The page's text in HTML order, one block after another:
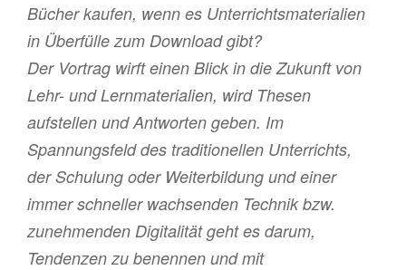
Bücher kaufen, wenn es Unterrichtsmaterialien
in Überfülle zum Download gibt?
Der Vortrag wirft einen Blick in die Zukunft von
Lehr- und Lernmaterialien, wird Thesen
aufstellen und Antworten geben. Im
Spannungsfeld des traditionellen Unterrichts,
der Schulung oder Weiterbildung und einer
immer schneller wachsenden Technik bzw.
zunehmenden Digitalität geht es darum,
Tendenzen zu benennen und mit